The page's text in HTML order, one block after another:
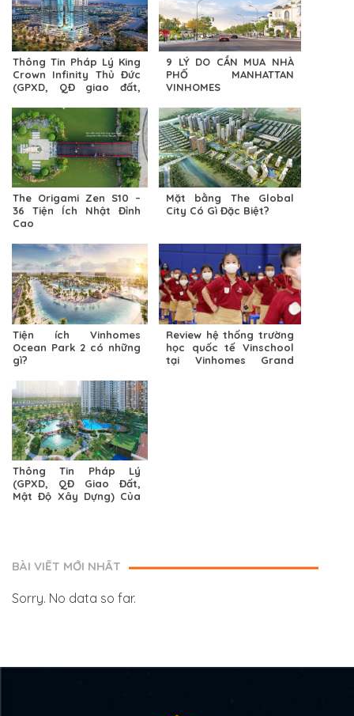
Thông Tin Pháp Lý King
Crown Infinity Thủ Đức
(GPXD, QĐ giao đất,
9 LÝ DO CẦN MUA NHÀ
PHỐ MANHATTAN
VINHOMES
The Origami Zen S10 –
36 Tiện Ích Nhật Đỉnh
Cao
Mặt bằng The Global
City Có Gì Đặc Biệt?
Tiện ích Vinhomes
Ocean Park 2 có những
gì?
Review hệ thống trường
học quốc tế Vinschool
tại Vinhomes Grand
Thông Tin Pháp Lý
(GPXD, QĐ Giao Đất,
Mật Độ Xây Dựng) Của
BÀI VIẾT MỚI NHẤT
Sorry. No data so far.